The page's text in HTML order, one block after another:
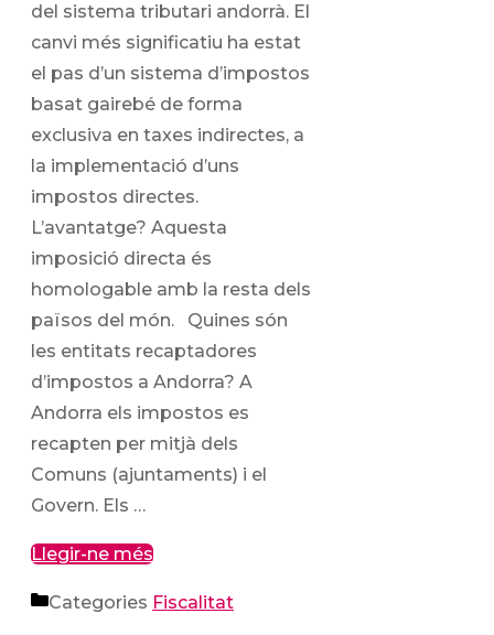
del sistema tributari andorrà. El
canvi més significatiu ha estat
el pas d’un sistema d’impostos
basat gairebé de forma
exclusiva en taxes indirectes, a
la implementació d’uns
impostos directes.
L’avantatge? Aquesta
imposició directa és
homologable amb la resta dels
països del món. Quines són
les entitats recaptadores
d’impostos a Andorra? A
Andorra els impostos es
recapten per mitjà dels
Comuns (ajuntaments) i el
Govern. Els …
Llegir-ne més
Categories Fiscalitat